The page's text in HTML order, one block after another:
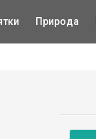
Природа